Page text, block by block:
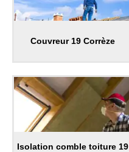
Couvreur 19 Corrèze
Isolation comble toiture 19